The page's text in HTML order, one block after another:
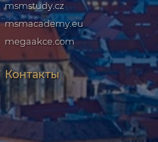
msmstudy.cz
msmacademy.eu
megaakce.com
Контакты